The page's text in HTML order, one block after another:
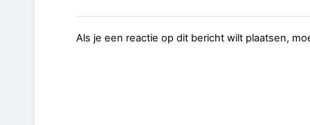
Als je een reactie op dit bericht wilt plaatsen,